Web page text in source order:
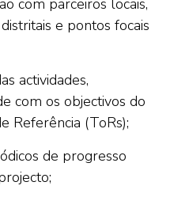
com parceiros locais,
e pontos focais
actividades,
com os objectivos do
Referência (ToRs);
de progresso